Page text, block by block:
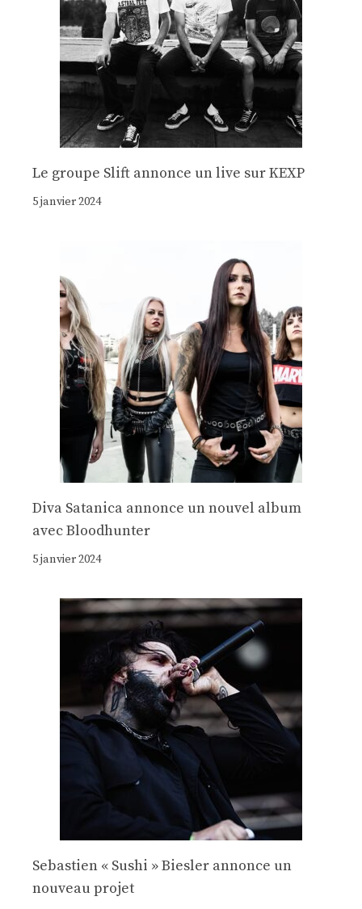
Le groupe Slift annonce un live sur KEXP
5 janvier 2024
Diva Satanica annonce un nouvel album
avec Bloodhunter
5 janvier 2024
Sebastien « Sushi » Biesler annonce un
nouveau projet